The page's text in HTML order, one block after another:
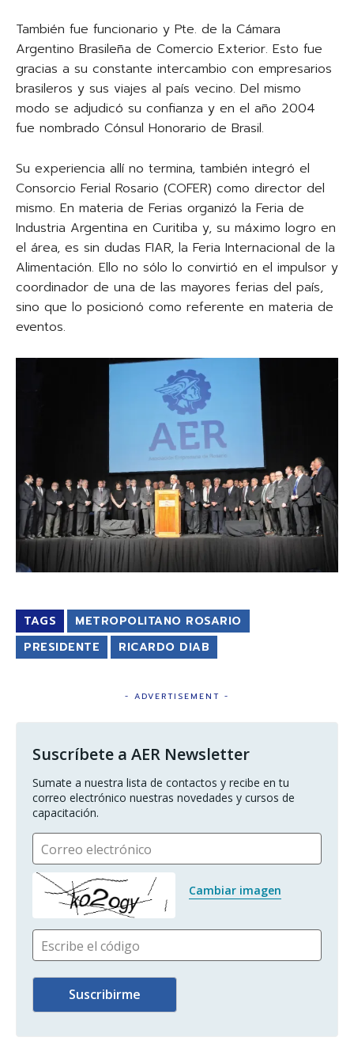
También fue funcionario y Pte. de la Cámara
Argentino Brasileña de Comercio Exterior. Esto fue
gracias a su constante intercambio con empresarios
brasileros y sus viajes al país vecino. Del mismo
modo se adjudicó su confianza y en el año 2004
fue nombrado Cónsul Honorario de Brasil.
Su experiencia allí no termina, también integró el
Consorcio Ferial Rosario (COFER) como director del
mismo. En materia de Ferias organizó la Feria de
Industria Argentina en Curitiba y, su máximo logro en
el área, es sin dudas FIAR, la Feria Internacional de la
Alimentación. Ello no sólo lo convirtió en el impulsor y
coordinador de una de las mayores ferias del país,
sino que lo posicionó como referente en materia de
eventos.
TAGS
METROPOLITANO ROSARIO
PRESIDENTE
RICARDO DIAB
- ADVERTISEMENT -
Suscríbete a AER Newsletter
Sumate a nuestra lista de contactos y recibe en tu
correo electrónico nuestras novedades y cursos de
capacitación.
Correo electrónico
Cambiar imagen
Escribe el código